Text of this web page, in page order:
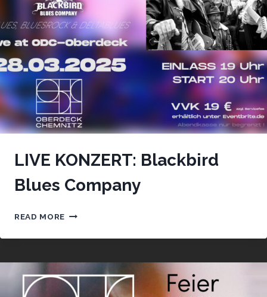
LIVE KONZERT: Blackbird
Blues Company
READ MORE LIVE
BLACKBIRD
COMPANY